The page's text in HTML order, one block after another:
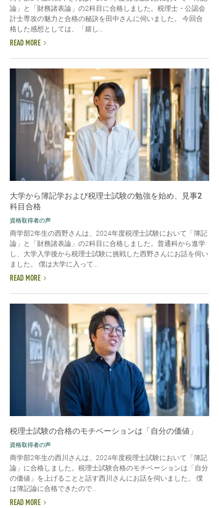
論」と「財務諸表論」の2科目に合格しました。税理士・公認会
計士専攻の魅力と合格の秘訣を田中さんに伺いました。 今回合
格した感想としては、「嬉し...
READ MORE
大学から簿記学および税理士試験の勉強を始め、見事2
科目合格
資格取得者の声
商学部2年生の西野さんは、2024年度税理士試験において「簿記
論」と「財務諸表論」の2科目に合格しました。普通科から進学
し、大学入学後から税理士試験に挑戦した西野さんにお話を伺い
ました。 僕は大学に入って...
READ MORE
税理士試験の合格のモチベーションは「自分の価値」
資格取得者の声
商学部2年生の西川さんは、2024年度税理士試験において「簿記
論」に合格しました。税理士試験合格のモチベーションは「自分
の価値」を上げることと話す西川さんにお話を伺いました。 僕
は簿記論に合格できたので...
READ MORE